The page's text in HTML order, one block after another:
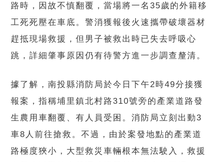
路時，因故不慎翻覆，當場將一名35歲的外籍移
工死死壓在車底。警消獲報後火速攜帶破壞器材
趕抵現場救援，但男子被救出時已失去呼吸心
跳，詳細肇事原因仍有待警方進一步調查釐清。
據了解，南投縣消防局於今日下午2時49分接獲
報案，指稱埔里鎮北村路310號旁的產業道路發
生農用車翻覆、有人員受困。消防局立刻出動3
車8人前往搶救。不過，由於案發地點的產業道
路極度狹小，大型救災車輛根本無法駛入，救援